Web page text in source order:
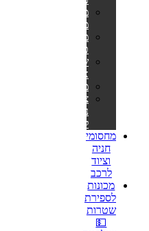
מתקני
מתח
מולטי
טריינר
שקי
איגרוף
משקולות
ציוד
נלווה
לספורט
מחסומי
חניה
וציוד
לרכב
מכונות
לספירת
שטרות
💵